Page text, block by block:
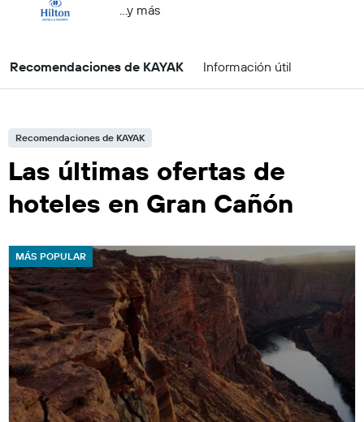
...y más
Recomendaciones de KAYAK Información útil
Recomendaciones de KAYAK
Las últimas ofertas de
hoteles en Gran Cañón
MÁS POPULAR